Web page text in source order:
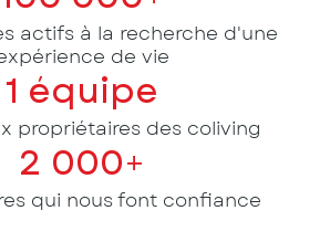
actifs à la recherche d'une
de vie
1 équipe
propriétairesdes coliving
2 000+
qui nous font confiance